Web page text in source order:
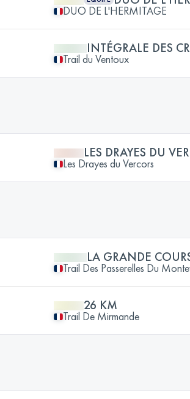
DUO DE L'HERMITAGE
INTÉGRALE DES
Trail du Ventoux
LES DRAYES DU
Les Drayes du Vercors
LA GRANDE
Trail Des Passerelles Du
26 KM
Trail De Mirmande